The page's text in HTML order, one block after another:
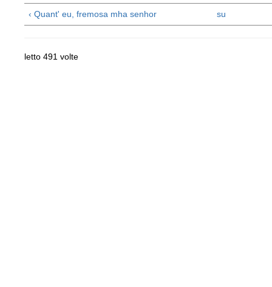
‹ Quant' eu, fremosa mha senhor su
letto 491 volte